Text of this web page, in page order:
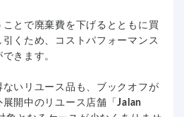
とで廃棄費を下げるとともに買
くため、コストパフォーマンス
きます。
ないリユース品も、ブックオフが
開中のリユース店舗「Jalan